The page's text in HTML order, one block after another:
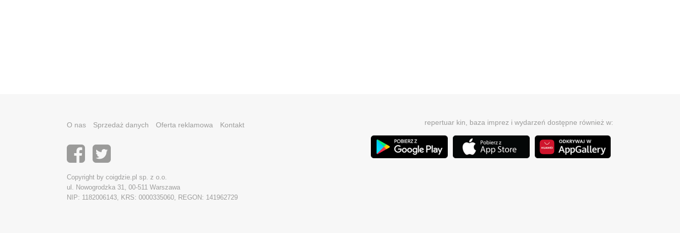
O nas Sprzedaż danych Oferta reklamowa Kontakt
Copyright by coigdzie.pl sp. z o.o.
ul. Nowogrodzka 31, 00-511 Warszawa
NIP: 1182006143, KRS: 0000335060, REGON: 141962729
repertuar kin, baza imprez i wydarzeń dostępne również w: